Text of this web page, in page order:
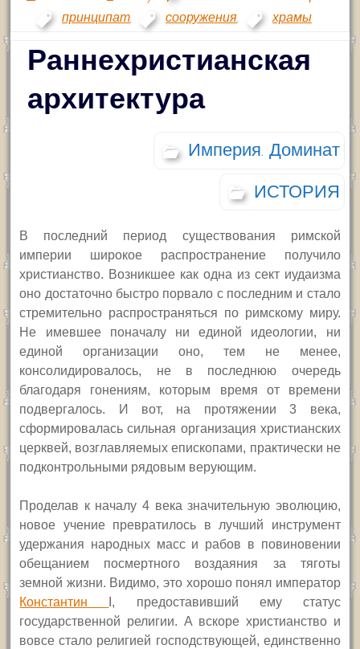
принципат, сооружения, храмы
Раннехристианская
архитектура
Империя. Доминат
ИСТОРИЯ
В последний период существования римской
империи широкое распространение получило
христианство. Возникшее как одна из сект иудаизма
оно достаточно быстро порвало с последним и стало
стремительно распространяться по римскому миру.
Не имевшее поначалу ни единой идеологии, ни
единой организации оно, тем не менее,
консолидировалось, не в последнюю очередь
благодаря гонениям, которым время от времени
подвергалось. И вот, на протяжении 3 века,
сформировалась сильная организация христианских
церквей, возглавляемых епископами, практически не
подконтрольными рядовым верующим.
Проделав к началу 4 века значительную эволюцию,
новое учение превратилось в лучший инструмент
удержания народных масс и рабов в повиновении
обещанием посмертного воздаяния за тяготы
земной жизни. Видимо, это хорошо понял император
Константин
I, предоставивший ему статус
государственной религии. А вскоре христианство и
вовсе стало религией господствующей, единственно